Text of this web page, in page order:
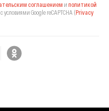
соглашением и политикой
условиями Google reCAPTCHA (Privacy